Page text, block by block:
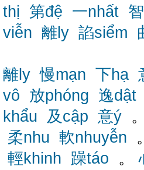
thị 第đệ 一nhất
viễn 離ly 諂siểm
離ly 慢mạn 下hạ
vô 放phóng 逸dật
khẩu 及cập 意ý 。
柔nhu 軟nhuyễn
輕khinh 躁táo 。